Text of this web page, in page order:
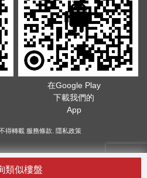
類似樓盤
在Google Play
下載我們的
App
得轉載 服務條款 隱私政策